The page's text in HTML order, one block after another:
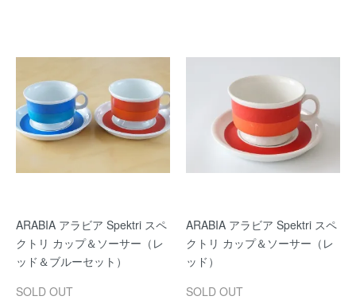
ARABIA アラビア Spektri スペ
クトリ カップ＆ソーサー（レ
ッド＆ブルーセット）
SOLD OUT
ARABIA アラビア Spektri スペ
クトリ カップ＆ソーサー（レ
ッド）
SOLD OUT